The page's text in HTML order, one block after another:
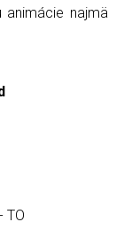
najmä
TO